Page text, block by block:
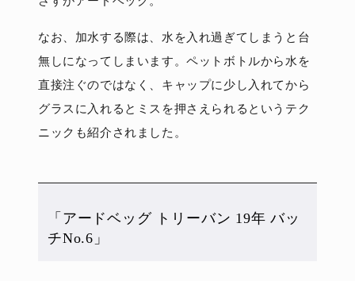
なお、加水する際は、水を入れ過ぎてしまうと台
無しになってしまいます。ペットボトルから水を
直接注ぐのではなく、キャップに少し入れてから
グラスに入れるとミスを押さえられるというテク
ニックも紹介されました。
「アードベッグ トリーバン 19年 バッ
チNo.6」